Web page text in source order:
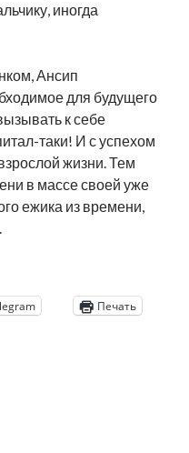
иногда
Ансип
для будущего
к себе
таки! И с успехом
жизни. Тем
в массе своей уже
ежика из времени,
Печать